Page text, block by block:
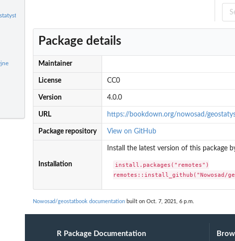
w R
Package details
Maintainer
License CC0
Version 4.0.0
URL https://bookdown.org/nowosad/
Package repository View on GitHub
Installation
Install the latest version of this package
install.packages("remotes")
remotes::install_github("Nowosad/
Nowosad/geostatbook documentation built on Oct. 7, 2021, 6 p.m.
R Package Documentation